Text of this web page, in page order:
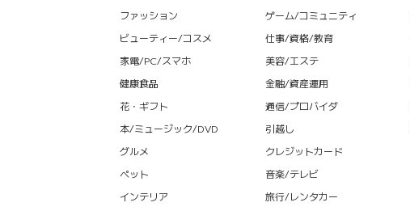
ファッション
ビューティー/コスメ
家電/PC/スマホ
健康食品
花・ギフト
本/ミュージック/DVD
グルメ
ペット
インテリア
ゲーム/コミュニティ
仕事/資格/教育
美容/エステ
金融/資産運用
通信/プロバイダ
引越し
クレジットカード
音楽/テレビ
旅行/レンタカー